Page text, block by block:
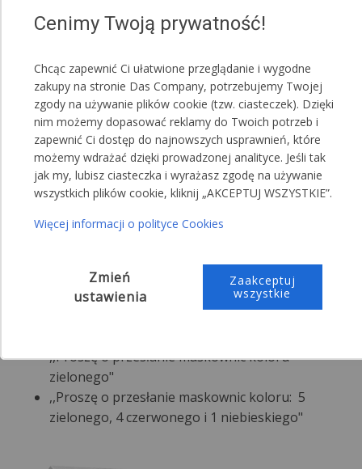
Namiot posiada maskownice uszczelniające,
wariantach kolorystycznych. Pozwala to na szybką i
łatwą zmianę barwy namiotu.
Czerwony
Biały
Zielony
Szary
Jeden namiot może posiadać kilka kolorów
maskownic.
,,Proszę o przesłanie maskownic koloru
zielonego"
,,Proszę o przesłanie maskownic koloru: 5
zielonego, 4 czerwonego i 1 niebieskiego"
Cenimy Twoją prywatność!
Chcąc zapewnić Ci ułatwione przeglądanie i wygodne
zakupy na stronie Das Company, potrzebujemy Twojej
zgody na używanie plików cookie (tzw. ciasteczek). Dzięki
nim możemy dopasować reklamy do Twoich potrzeb i
zapewnić Ci dostęp do najnowszych usprawnień, które
możemy wdrażać dzięki prowadzonej analityce. Jeśli tak
jak my, lubisz ciasteczka i wyrażasz zgodę na używanie
wszystkich plików cookie, kliknij „AKCEPTUJ WSZYSTKIE”.
Więcej informacji o polityce Cookies
Zmień
ustawienia
Zaakceptuj
wszystkie